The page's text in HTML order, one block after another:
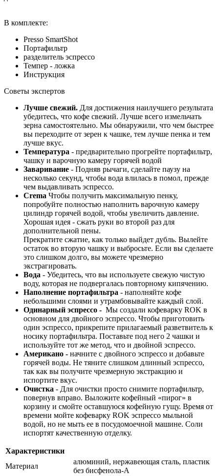
В комплекте:
Presso SmartShot
Портафильтр
разделитель эспрессо
Темпер - ложка
Инструкция
Советы экспертов
Лучше свежий. Для достижения наилучшего результата
убедитесь, что кофе свежий. Лучше всего измельчать
зерна самостоятельно. Мы обнаружили, что чем быстрее
вы переходите от зерен к чашке, тем лучше пенка и тем
лучше вкус.
Температура - предварительно прогрейте портафильтр,
чашку и варочную камеру горячей водой
Заваривание - Подняв рычаги, сделайте паузу на
несколько секунд, чтобы вода влилась в помол, прежде
чем выдавливать эспрессо.
Crema Чтобы получить максимальную пенку,
попробуйте полностью наполнить варочную камеру
цилиндр горячей водой, чтобы увеличить давление.
Хорошая идея - сжать руки во второй раз для
дополнительной пены.
Прекратите сжатие, как только выйдет дубль. Вылейте
остаток во вторую чашку и выбросьте. Если вы сделаете
это слишком долго, вы можете чрезмерно
экстрагировать.
Вода - Убедитесь, что вы используете свежую чистую
воду, которая не подвергалась повторному кипячению.
Наполнение портафильтра - наполняйте кофе
небольшими слоями и утрамбовывайте каждый слой.
Одинарный эспрессо - Мы создали кофеварку ROK в
основном для двойного эспрессо. Чтобы приготовить
один эспрессо, прикрепите прилагаемый разветвитель к
носику портафильтра. Поставьте под него 2 чашки и
используйте тот же метод, что и двойной эспрессо.
Американо - начните с двойного эспрессо и добавьте
горячей воды. Не тяните слишком длинный эспрессо,
так как вы получите чрезмерную экстракцию и
испортите вкус.
Очистка - Для очистки просто снимите портафильтр,
повернув вправо. Выложите кофейный «пирог» в
корзину и смойте оставшуюся кофейную гущу. Время от
времени мойте кофеварку ROK эспрессо мыльной
водой, но не мыть ее в посудомоечной машине. Соли
испортят качественную отделку.
Характеристики
Материал
алюминий, нержавеющая сталь, пластик
без бисфенола-А